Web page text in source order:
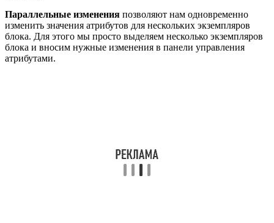
Параллельные изменения позволяют нам одновременно
изменить значения атрибутов для нескольких экземпляров
блока. Для этого мы просто выделяем несколько экземпляров
блока и вносим нужные изменения в панели управления
атрибутами.